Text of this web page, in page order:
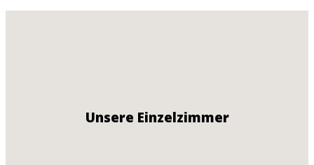
Unsere Einzelzimmer